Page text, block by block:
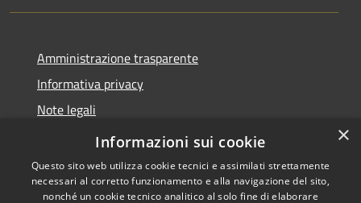
Amministrazione trasparente
Informativa privacy
Note legali
Dichiarazione di accessibilità
×
Informazioni sui cookie
Questo sito web utilizza cookie tecnici e assimilati strettamente
necessari al corretto funzionamento e alla navigazione del sito,
nonché un cookie tecnico analitico al solo fine di elaborare